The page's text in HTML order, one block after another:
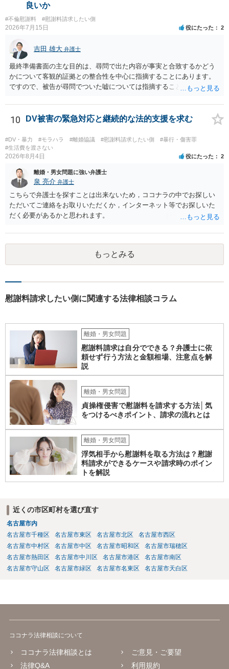
良いか
#不倫慰謝料 #慰謝料請求したい側
2026年7月15日 役にたった 2
吉田 雄大 弁護士
最終準備書面の主な目的は、尋問で出た内容が事実と合致するかどう
かについて客観的証拠との整合性を中心に指摘することにあります。
ですので、被告が尋問でついた嘘については指摘することが大切で
事実でないとの指摘をすることも必要です。 これらの点について最終
準備書面で的確な指摘ができれば裁判所の理解も深まると思います
が、和解のときに裁判所から開示された金額からさらに判決金額が増
えるかどうかは、裁判官の個性に依る点が大きいので、何ともいえま
せん。
10 DV被害の緊急対応と継続的な法的支援を求む
#DV・暴力 #モラハラ #離婚協議 #慰謝料請求したい側
#暴行・傷害罪
#生活費を渡さない
2026年8月4日 役にたった 2
離婚・男女問題に強い弁護士
泉 亮介 弁護士
こちらで弁護士を探すことは出来ないため，ココナラの中でお探しい
ただいてご連絡をお取りいただくか，インターネット等でお探しいた
だく必要があるかと思われます。
もっとみる
慰謝料請求したい側に関連する法律相談コラム
離婚・男女問題
慰謝料請求は自分でできる？弁護士に依
頼せず行う方法と金額相場、注意点を解
説
離婚・男女問題
貞操権侵害で慰謝料を請求する方法│気
をつけるべきポイント、請求の流れとは
離婚・男女問題
浮気相手から慰謝料を取る方法は？慰謝
料請求ができるケースや請求時のポイン
トを解説
近くの市区町村を選び直す
名古屋市内
名古屋市千種区
名古屋市東区 名古屋市北区
名古屋市西区
名古屋市中村区
名古屋市中区 名古屋市昭和区
名古屋市瑞穂区
名古屋市熱田区
名古屋市中川区 名古屋市港区
名古屋市南区
名古屋市守山区
名古屋市緑区 名古屋市名東区 名古屋市天白区
ココナラ法律相談について
ココナラ法律相談とは
法律Q&A
ご意見・ご要望
利用規約